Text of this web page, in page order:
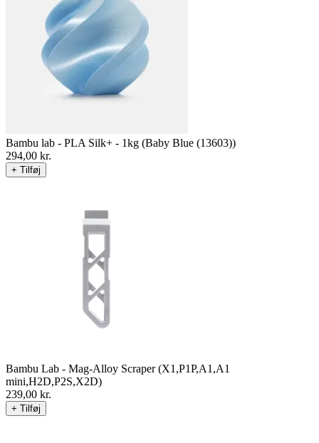
Bambu lab - PLA Silk+ - 1kg (Baby Blue (13603))
294,00 kr.
+ Tilføj
Bambu Lab - Mag-Alloy Scraper (X1,P1P,A1,A1
mini,H2D,P2S,X2D)
239,00 kr.
+ Tilføj